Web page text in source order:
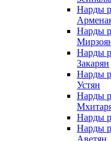
Нарды
Нарды
Нарды
Закарян
Нарды
Устян
Нарды
Нарды
Нарды